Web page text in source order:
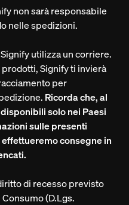
non sarà responsabile
nelle spedizioni.
utilizza un corriere.
Signify ti invierà
per
Ricorda che, al
solo nei Paesi
sulle presenti
consegne in
di recesso previsto
(D.Lgs.